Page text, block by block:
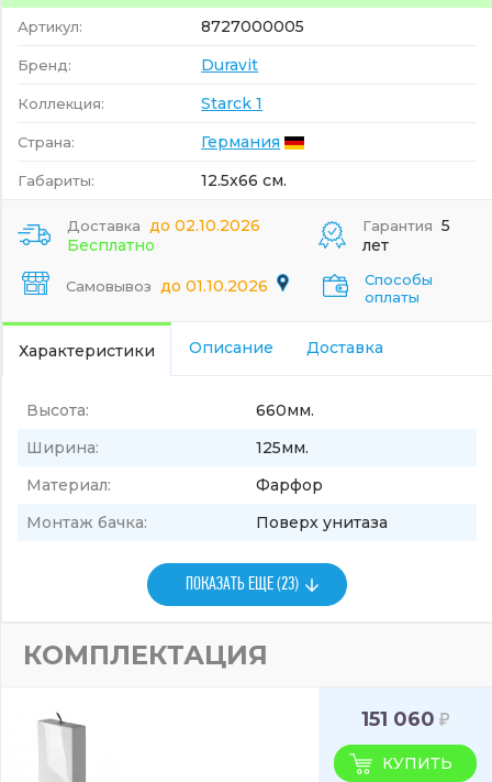
Артикул: 8727000005
Бренд: Duravit
Коллекция: Starck 1
Страна: Германия
Габариты: 12.5x66 см.
Доставка до 02.10.2026
Бесплатно
Самовывоз до 01.10.2026
Гарантия 5
лет
Способы
оплаты
Характеристики Описание Доставка
Высота:
660мм.
Ширина:
125мм.
Материал:
Фарфор
Монтаж бачка:
Поверх унитаза
ПОКАЗАТЬ ЕЩЕ (23)
КОМПЛЕКТАЦИЯ
151 060
КУПИТЬ